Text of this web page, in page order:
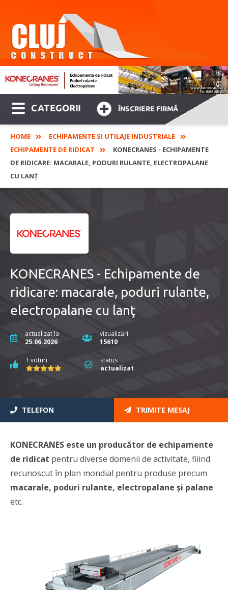
CATEGORII ÎNSCRIERE FIRMĂ
HOME
ECHIPAMENTE SI UTILAJE INDUSTRIALE
ECHIPAMENTE DE RIDICAT
KONECRANES - ECHIPAMENTE
DE RIDICARE: MACARALE, PODURI RULANTE, ELECTROPALANE
CU LANŢ
KONECRANES - Echipamente de
ridicare: macarale, poduri rulante,
electropalane cu lanţ
actualizat la
25.06.2026
vizualizări
15610
1 voturi
status
actualizat
TELEFON TRIMITE MESAJ
KONECRANES este un producător de echipamente
de ridicat pentru diverse domenii de activitate, fiiind
recunoscut în plan mondial pentru produse precum
macarale, poduri rulante, electropalane şi palane
etc.